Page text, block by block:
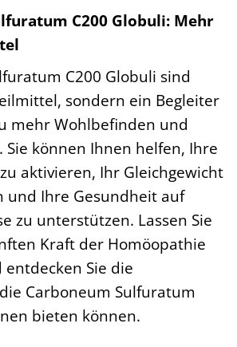
C200 Globuli: Mehr
C200 Globuli sind
sondern ein Begleiter
mehr Wohlbefinden und
können Ihnen helfen, Ihre
aktivieren, Ihr Gleichgewicht
und Ihre Gesundheit auf
zu unterstützen. Lassen Sie
Kraft der Homöopathie
Sie die
Carboneum Sulfuratum
bieten können.